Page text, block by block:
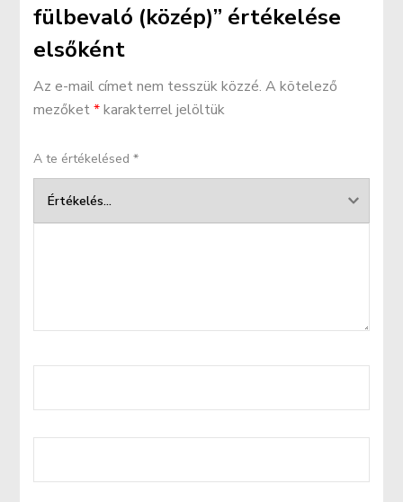
fülbevaló (közép)” értékelése
elsőként
Az e-mail címet nem tesszük közzé. A kötelező
mezőket*karakterrel jelöltük
A te értékelésed*